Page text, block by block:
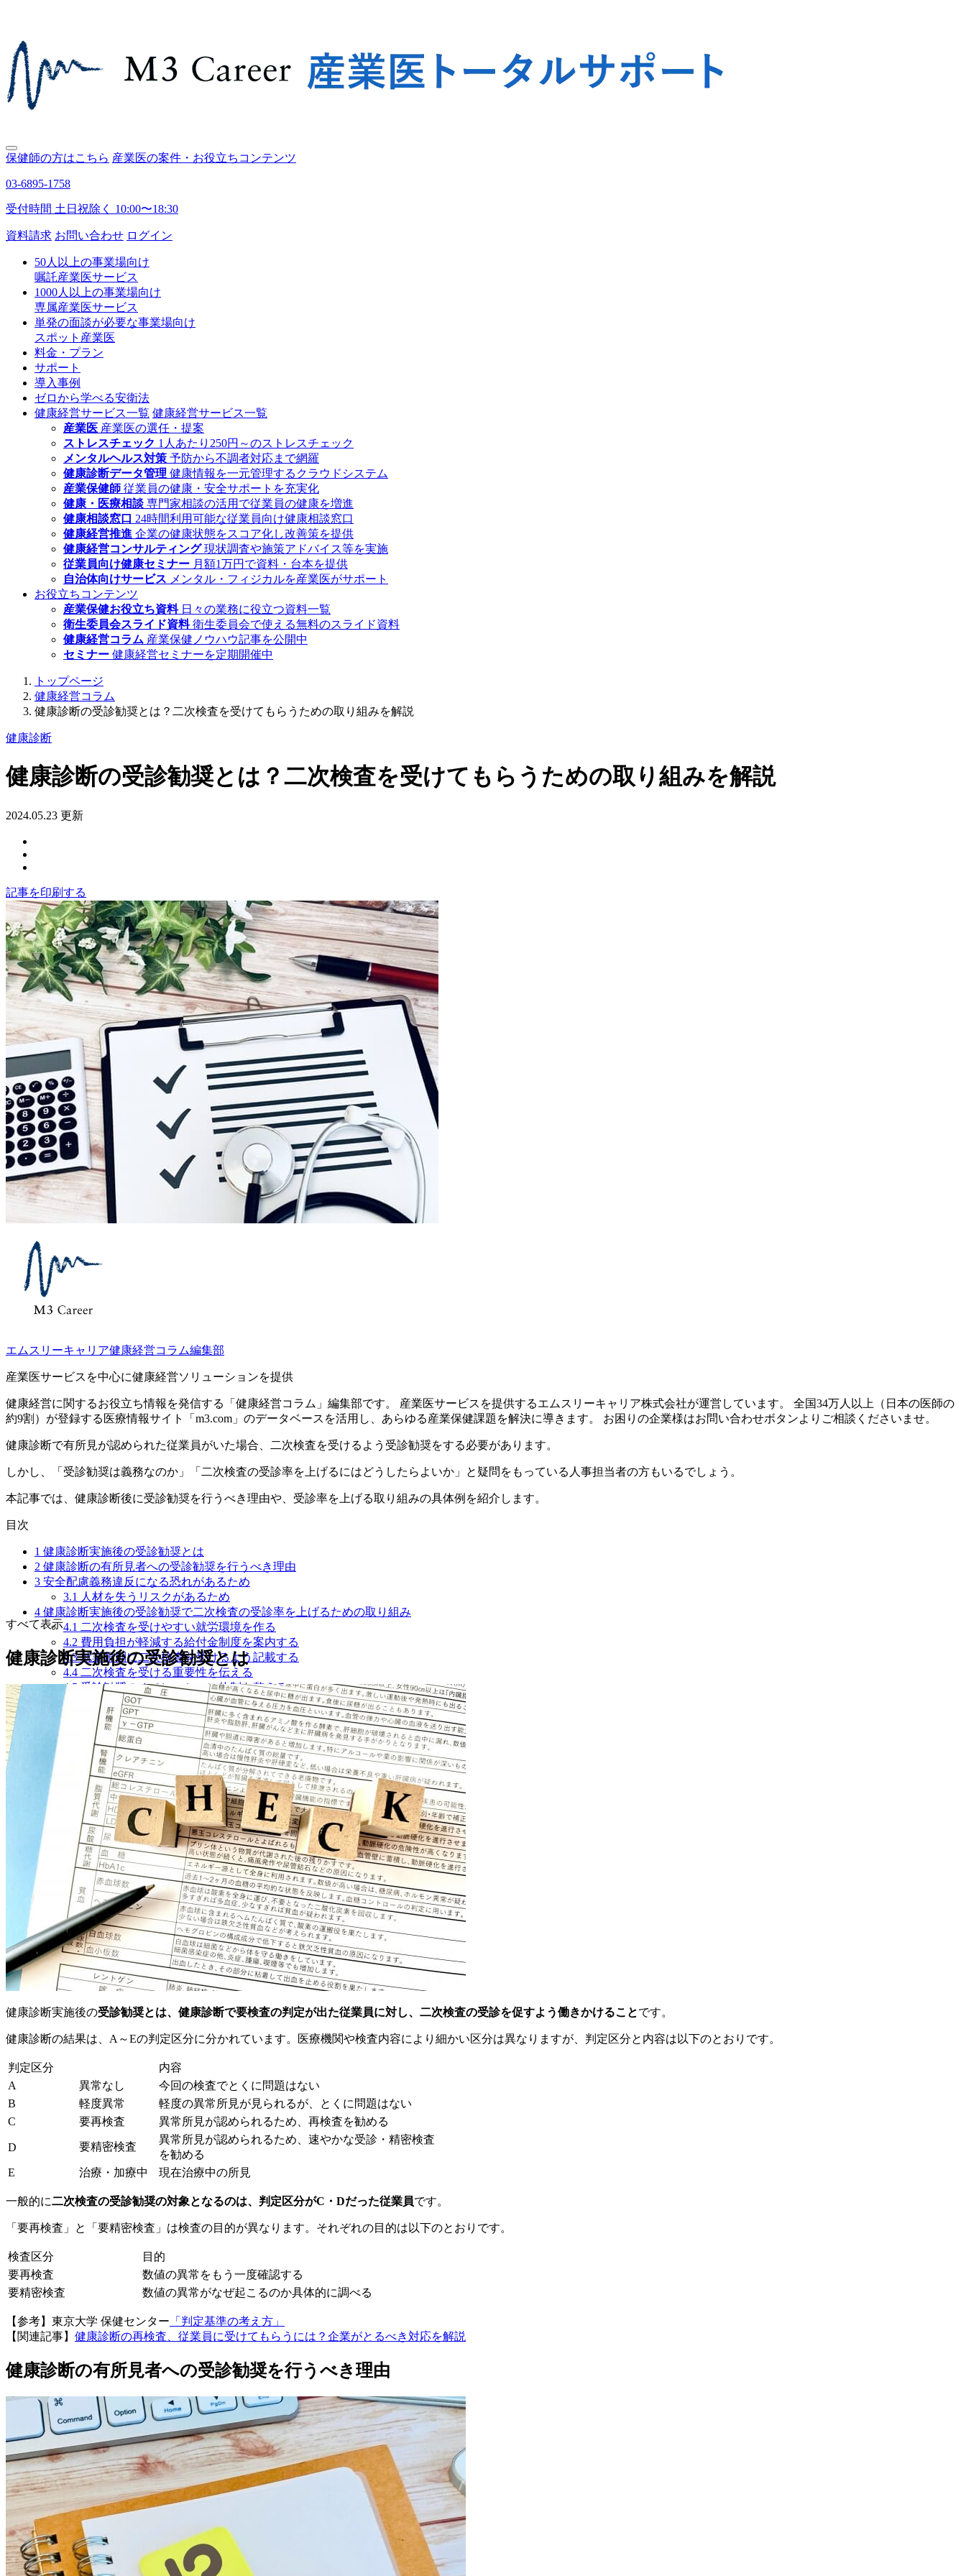
保健師の方はこちら 産業医の案件・お役立ちコンテンツ
03-6895-1758
受付時間 土日祝除く 10:00〜18:30
資料請求 お問い合わせ ログイン
50人以上の事業場向け
嘱託産業医サービス
1000人以上の事業場向け
専属産業医サービス
単発の面談が必要な事業場向け
スポット産業医
料金・プラン
サポート
導入事例
ゼロから学べる安衛法
健康経営サービス一覧 健康経営サービス一覧
産業医 産業医の選任・提案
ストレスチェック 1人あたり250円～のストレスチェック
メンタルヘルス対策 予防から不調者対応まで網羅
健康診断データ管理 健康情報を一元管理するクラウドシステム
産業保健師 従業員の健康・安全サポートを充実化
健康・医療相談 専門家相談の活用で従業員の健康を増進
健康相談窓口 24時間利用可能な従業員向け健康相談窓口
健康経営推進 企業の健康状態をスコア化し改善策を提供
健康経営コンサルティング現状調査や施策アドバイス等を実施
従業員向け健康セミナー 月額1万円で資料・台本を提供
自治体向けサービス メンタル・フィジカルを産業医がサポート
お役立ちコンテンツ
産業保健お役立ち資料日々の業務に役立つ資料一覧
衛生委員会スライド資料衛生委員会で使える無料のスライド資料
健康経営コラム 産業保健ノウハウ記事を公開中
セミナー 健康経営セミナーを定期開催中
トップページ
健康経営コラム
健康診断の受診勧奨とは？二次検査を受けてもらうための取り組みを解説
健康診断
健康診断の受診勧奨とは？二次検査を受けてもらうための取り組みを解説
2024.05.23 更新
記事を印刷する
エムスリーキャリア健康経営コラム編集部
産業医サービスを中心に健康経営ソリューションを提供
健康経営に関するお役立ち情報を発信する「健康経営コラム」編集部です。 産業医サービスを提供するエムスリーキャリア株式会社が運営しています。 全国34万人以上（日本の医師の
約9割）が登録する医療情報サイト「m3.com」のデータベースを活用し、あらゆる産業保健課題を解決に導きます。 お困りの企業様はお問い合わせボタンよりご相談くださいませ。
健康診断で有所見が認められた従業員がいた場合、二次検査を受けるよう受診勧奨をする必要があります。
しかし、「受診勧奨は義務なのか」「二次検査の受診率を上げるにはどうしたらよいか」と疑問をもっている人事担当者の方もいるでしょう。
本記事では、健康診断後に受診勧奨を行うべき理由や、受診率を上げる取り組みの具体例を紹介します。
目次
1 健康診断実施後の受診勧奨とは
2 健康診断の有所見者への受診勧奨を行うべき理由
3 安全配慮義務違反になる恐れがあるため
3.1 人材を失うリスクがあるため
4 健康診断実施後の受診勧奨で二次検査の受診率を上げるための取り組み
4.1 二次検査を受けやすい就労環境を作る
4.2 費用負担が軽減する給付金制度を案内する
4.3就業規則に二次検査を受けるよう記載する
4.4 二次検査を受ける重要性を伝える
4.5 受診勧奨のオペレーション体制を整える
健康診断の有所見者へ受診勧奨をしても二次検査を受けない場合の対応
健康診断の有所見者への受診勧奨の例文
健康診断の有所見者に受診勧奨をして従業員の健康を守ろう
すべて表示
健康診断実施後の受診勧奨とは
健康診断実施後の受診勧奨とは、健康診断で要検査の判定が出た従業員に対し、二次検査の受診を促すよう働きかけることです。
健康診断の結果は、A～Eの判定区分に分かれています。医療機関や検査内容により細かい区分は異なりますが、判定区分と内容は以下のとおりです。
判定区分
内容
A
異常なし
今回の検査でとくに問題はない
B
軽度異常
軽度の異常所見が見られるが、とくに問題はない
C
要再検査 異常所見が認められるため、再検査を勧める
D 要精密検査
異常所見が認められるため、速やかな受診・精密検査
を勧める
E
治療・加療中 現在治療中の所見
一般的に二次検査の受診勧奨の対象となるのは、判定区分がC・Dだった従業員です。
「要再検査」と「要精密検査」は検査の目的が異なります。それぞれの目的は以下のとおりです。
検査区分
目的
要再検査
数値の異常をもう一度確認する
要精密検査
数値の異常がなぜ起こるのか具体的に調べる
【参考】東京大学 保健センター 「判定基準の考え方」
【関連記事】 健康診断の再検査、従業員に受けてもらうには？企業がとるべき対応を解説
健康診断の有所見者への受診勧奨を行うべき理由